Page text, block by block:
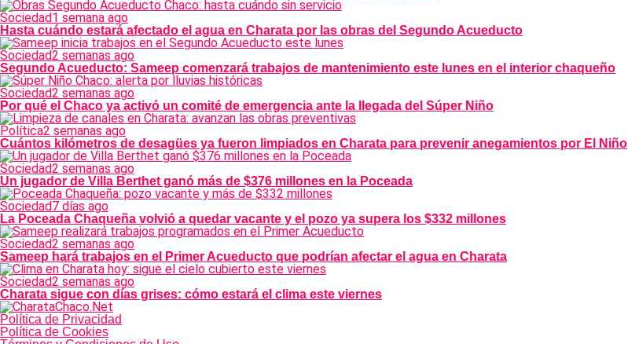
Sociedad1 semana ago
Hasta cuándo estará afectado el agua en Charata por las obras del Segundo Acueducto
Sociedad2 semanas ago
Segundo Acueducto: Sameep comenzará trabajos de mantenimiento este lunes en el interior chaqueño
Sociedad2 semanas ago
Por qué el Chaco ya activó un comité de emergencia ante la llegada del Súper Niño
Política2 semanas ago
Cuántos kilómetros de desagües ya fueron limpiados en Charata para prevenir anegamientos por El Niño
Sociedad2 semanas ago
Un jugador de Villa Berthet ganó más de $376 millones en la Poceada
Sociedad7 días ago
La Poceada Chaqueña volvió a quedar vacante y el pozo ya supera los $332 millones
Sociedad2 semanas ago
Sameep hará trabajos en el Primer Acueducto que podrían afectar el agua en Charata
Sociedad2 semanas ago
Charata sigue con días grises: cómo estará el clima este viernes
Política de Privacidad
Política de Cookies